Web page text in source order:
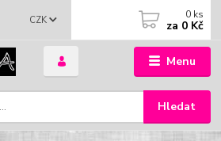
Menu
CZK
Hledat
0 ks
za 0 Kč